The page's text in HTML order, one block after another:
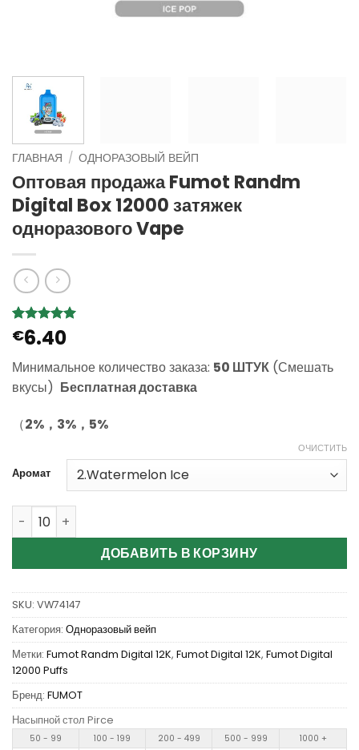
ГЛАВНАЯ / ОДНОРАЗОВЫЙ ВЕЙП
Оптовая продажа Fumot Randm
Digital Box 12000 затяжек
одноразового Vape
Рейтинг5
из 5 на
опроса
7
пользователей
€6.40
Минимальное количество заказа: 50 ШТУК (Смешать
вкусы) Бесплатная доставка
（2%，3%，5%
Аромат
ОЧИСТИТЬ
Количество Wholesale Fumot Randm Digital Box 12000
ДОБАВИТЬ В КОРЗИНУ
SKU: VW74147
Категория: Одноразовый вейп
Метки: Fumot Randm Digital 12K, Fumot Digital 12K, Fumot Digital
12000 Puffs
Бренд: FUMOT
Насыпной стол Pirce
50 - 99 100 - 199 200 - 499 500 - 999 1000 +